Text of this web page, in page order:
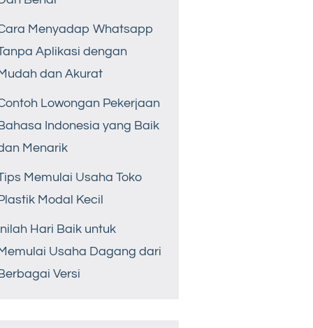
Menyadap Whatsapp
Aplikasi dengan
dan Akurat
Lowongan Pekerjaan
Indonesia yang Baik
Menarik
Memulai Usaha Toko
Modal Kecil
Hari Baik untuk
Usaha Dagang dari
Versi